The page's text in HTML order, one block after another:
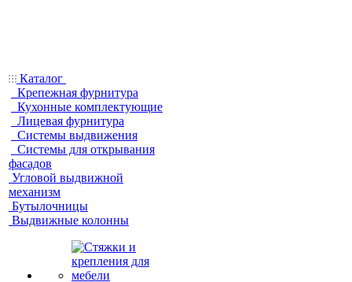
Каталог
Крепежная фурнитура
Кухонные комплектующие
Лицевая фурнитура
Системы выдвижения
Системы для открывания
фасадов
Угловой выдвижной
механизм
Бутылочницы
Выдвижные колонны